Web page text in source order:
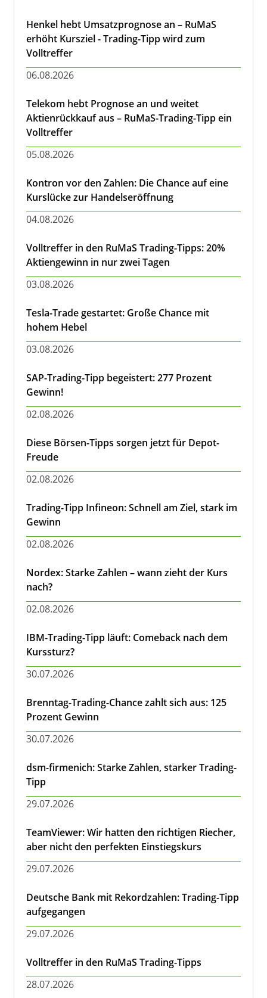
Henkel hebt Umsatzprognose an – RuMaS
erhöht Kursziel - Trading-Tipp wird zum
Volltreffer
06.08.2026
Telekom hebt Prognose an und weitet
Aktienrückkauf aus – RuMaS-Trading-Tipp ein
Volltreffer
05.08.2026
Kontron vor den Zahlen: Die Chance auf eine
Kurslücke zur Handelseröffnung
04.08.2026
Volltreffer in den RuMaS Trading-Tipps: 20%
Aktiengewinn in nur zwei Tagen
03.08.2026
Tesla-Trade gestartet: Große Chance mit
hohem Hebel
03.08.2026
SAP-Trading-Tipp begeistert: 277 Prozent
Gewinn!
02.08.2026
Diese Börsen-Tipps sorgen jetzt für Depot-
Freude
02.08.2026
Trading-Tipp Infineon: Schnell am Ziel, stark im
Gewinn
02.08.2026
Nordex: Starke Zahlen – wann zieht der Kurs
nach?
02.08.2026
IBM-Trading-Tipp läuft: Comeback nach dem
Kurssturz?
30.07.2026
Brenntag-Trading-Chance zahlt sich aus: 125
Prozent Gewinn
30.07.2026
dsm-firmenich: Starke Zahlen, starker Trading-
Tipp
29.07.2026
TeamViewer: Wir hatten den richtigen Riecher,
aber nicht den perfekten Einstiegskurs
29.07.2026
Deutsche Bank mit Rekordzahlen: Trading-Tipp
aufgegangen
29.07.2026
Volltreffer in den RuMaS Trading-Tipps
28.07.2026